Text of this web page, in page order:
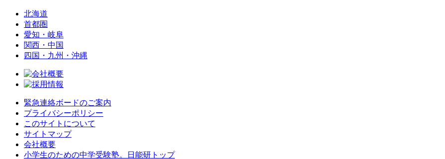
北海道
首都圏
愛知・岐阜
関西・中国
四国・九州・沖縄
緊急連絡ボードのご案内
プライバシーポリシー
このサイトについて
サイトマップ
会社概要
小学生のための中学受験塾。日能研トップ